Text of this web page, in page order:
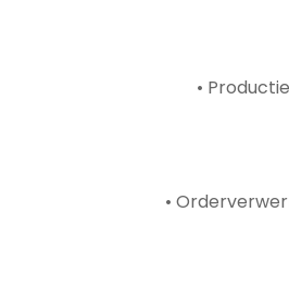
• Productie
•